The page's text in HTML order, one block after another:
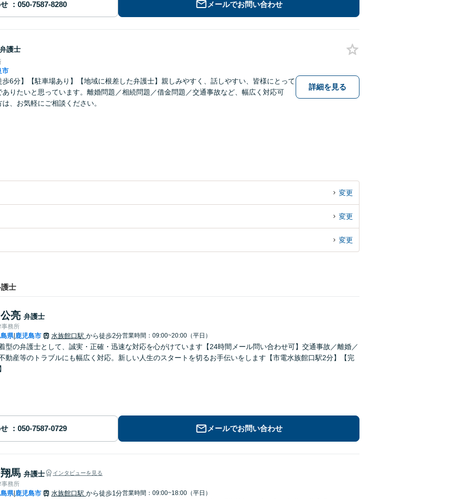
メールでお問い合わせ
弁護士
市
歩6分】【駐車場あり】【地域に根差した弁護士】親しみやすく、話しやすい、皆様にとって
ありたいと思っています。離婚問題／相続問題／借金問題／交通事故など、幅広く対応可
、お気軽にご相談ください。
詳細を見る
変更
変更
変更
士
亮 弁護士
事務所
県| 鹿児島市 水族館口駅 から徒歩2分営業時間：09:00~20:00（平日）
型の弁護士として、誠実・正確・迅速な対応を心がけています【24時間メール問い合わせ可】交通事故／離婚／
動産等のトラブルにも幅広く対応。新しい人生のスタートを切るお手伝いをします【市電水族館口駅2分】【完
メールでお問い合わせ
馬 弁護士 インタビューを見る
事務所
県| 鹿児島市 水族館口駅 から徒歩1分営業時間：09:00~18:00（平日）